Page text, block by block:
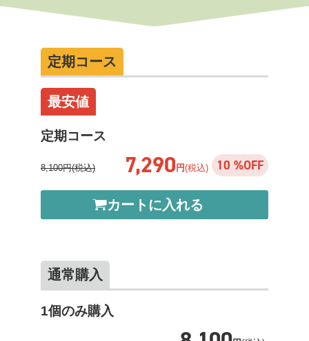
定期コース
最安値
定期コース
8,100円(税込) 7,290 円(税込) 10 %OFF
カートに入れる
通常購入
1個のみ購入